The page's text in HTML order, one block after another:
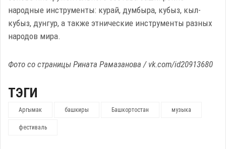
народные инструменты: курай, думбыра, кубыз, кыл-
кубыз, дунгур, а также этнические инструменты разных
народов мира.
Фото со страницы Рината Рамазанова / vk.com/id20913680
ТЭГИ
Аргымак башкиры Башкортостан музыка
фестиваль